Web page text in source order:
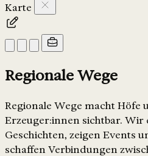
Karte
Regionale Wege
Regionale Wege macht Höfe
Erzeuger:innen sichtbar. Wir
Geschichten, zeigen Events
schaffen Verbindungen